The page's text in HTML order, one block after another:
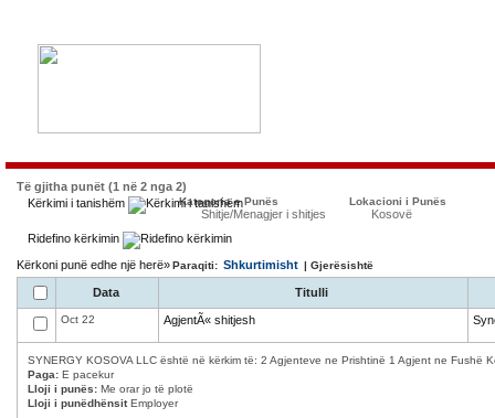
Të gjitha punët (1 në 2 nga 2)
Kërkimi i tanishëm
Kategoria e Punës
Shitje/Menagjer i shitjes
Lokacioni i Punës
Kosovë
Ridefino kërkimin
Kërkoni punë edhe një herë»Paraqiti: Shkurtimisht | Gjerësishtë
Data Titulli
Oct 22 AgjentÃ« shitjesh
SYNERGY KOSOVA LLC është në kërkim të: 2 Agjenteve ne Prishtinë 1 Agjent ne Fushë
Paga: E pacekur
Lloji i punës: Me orar jo të plotë
Lloji i punëdhënsitEmployer